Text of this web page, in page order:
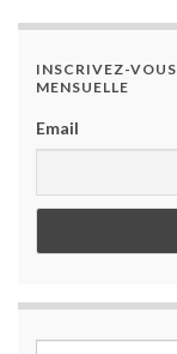
INSCRIVEZ-
MENSUELLE
Email